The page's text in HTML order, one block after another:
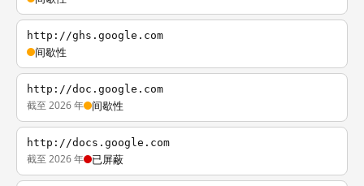
http://ghs.google.com
间歇性
http://doc.google.com
截至 2026 年 间歇性
http://docs.google.com
截至 2026 年 已屏蔽